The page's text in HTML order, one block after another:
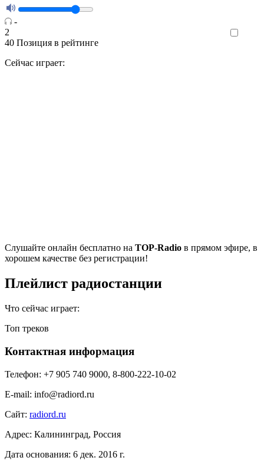
-
2
40 Позиция в рейтинге
Сейчас играет:
Cлушайте онлайн бесплатно на TOP-Radio в прямом эфире, в
хорошем качестве без регистрации!
Плейлист радиостанции
Что сейчас играет:
Топ треков
Контактная информация
Телефон: +7 905 740 9000, 8-800-222-10-02
E-mail: info@radiord.ru
Сайт: radiord.ru
Адрес: Калининград, Россия
Дата основания: 6 дек. 2016 г.